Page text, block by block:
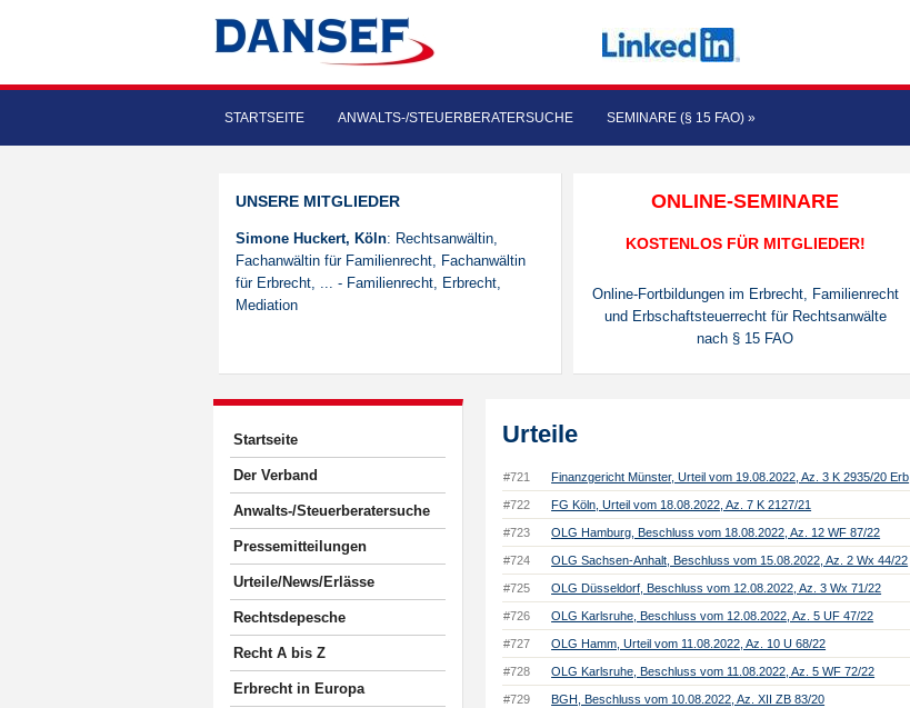
STARTSEITE ANWALTS-/STEUERBERATERSUCHE SEMINARE (§ 15 FAO) »
UNSERE MITGLIEDER
Simone Huckert, Köln: Rechtsanwältin,
Fachanwältin für Familienrecht, Fachanwältin
für Erbrecht, ... - Familienrecht, Erbrecht,
Mediation
ONLINE-SEMINARE
KOSTENLOS FÜR MITGLIEDER!
Online-Fortbildungen im Erbrecht, Familienrecht
und Erbschaftsteuerrecht für Rechtsanwälte
nach § 15 FAO
Startseite
Der Verband
Anwalts-/Steuerberatersuche
Pressemitteilungen
Urteile/News/Erlässe
Rechtsdepesche
Recht A bis Z
Erbrecht in Europa
Urteile
#721 Finanzgericht Münster, Urteil vom 19.08.2022, Az. 3 K 2935/20 Erb
#722 FG Köln, Urteil vom 18.08.2022, Az. 7 K 2127/21
#723 OLG Hamburg, Beschluss vom 18.08.2022, Az. 12 WF 87/22
#724 OLG Sachsen-Anhalt, Beschluss vom 15.08.2022, Az. 2 Wx 44/22
#725 OLG Düsseldorf, Beschluss vom 12.08.2022, Az. 3 Wx 71/22
#726 OLG Karlsruhe, Beschluss vom 12.08.2022, Az. 5 UF 47/22
#727 OLG Hamm, Urteil vom 11.08.2022, Az. 10 U 68/22
#728 OLG Karlsruhe, Beschluss vom 11.08.2022, Az. 5 WF 72/22
#729 BGH, Beschluss vom 10.08.2022, Az. XII ZB 83/20